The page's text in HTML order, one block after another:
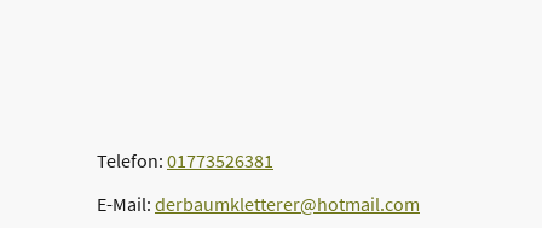
Telefon: 01773526381
E-Mail: derbaumkletterer@hotmail.com